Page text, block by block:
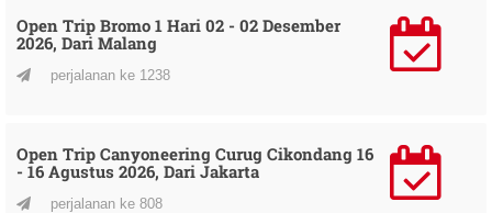
Open Trip Bromo 1 Hari 02 - 02 Desember
2026, Dari Malang
perjalanan ke 1238
Open Trip Canyoneering Curug Cikondang 16
- 16 Agustus 2026, Dari Jakarta
perjalanan ke 808